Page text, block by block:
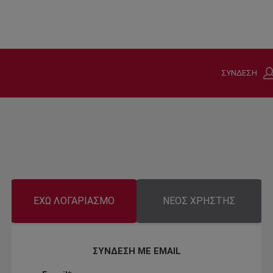
ΣΥΝΔΕΣΗ
ΕΧΩ ΛΟΓΑΡΙΑΣΜΟ ΝΕΟΣ ΧΡΗΣΤΗΣ
ΣΥΝΔΕΣΗ ΜΕ EMAIL